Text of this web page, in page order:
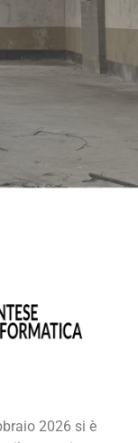
2026 si è